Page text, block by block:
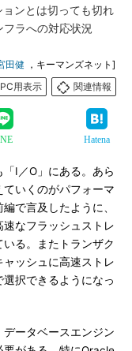
ンとは切っても切れ
ラへの対応状況
田健 ，キーマンズネット]
PC用表示
関連情報
Hatena
I／O」にある。あら
いくのがパフォーマ
で言及したように、
なフラッシュストレ
る。またトランザク
ッシュに高速ストレ
択できるようになっ
ータベースエンジン